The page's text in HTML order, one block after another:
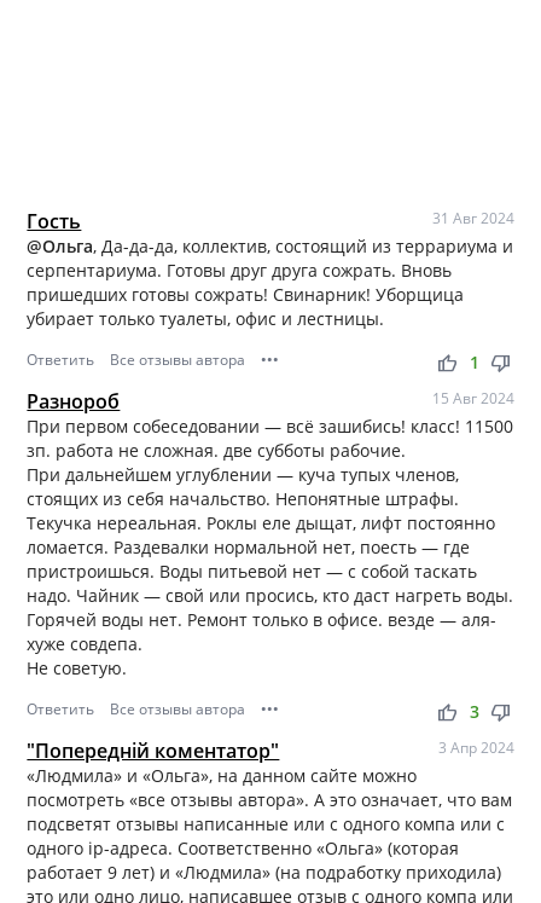
Гость 31 Авг 2024
@Ольга, Да-да-да, коллектив, состоящий из террариума и
серпентариума. Готовы друг друга сожрать. Вновь
пришедших готовы сожрать! Свинарник! Уборщица
убирает только туалеты, офис и лестницы.
Ответить Все отзывы автора ••• thumb_up thumb_down
1
Разнороб 15 Авг 2024
При первом собеседовании — всё зашибись! класс! 11500
зп. работа не сложная. две субботы рабочие.
При дальнейшем углублении — куча тупых членов,
стоящих из себя начальство. Непонятные штрафы.
Текучка нереальная. Роклы еле дыщат, лифт постоянно
ломается. Раздевалки нормальной нет, поесть — где
пристроишься. Воды питьевой нет — с собой таскать
надо. Чайник — свой или просись, кто даст нагреть воды.
Горячей воды нет. Ремонт только в офисе. везде — аля-
хуже совдепа.
Не советую.
Ответить Все отзывы автора ••• thumb_up thumb_down
3
"Попередній коментатор" 3 Апр 2024
«Людмила» и «Ольга», на данном сайте можно
посмотреть «все отзывы автора». А это означает, что вам
подсветят отзывы написанные или с одного компа или с
одного ip-адреса. Соответственно «Ольга» (которая
работает 9 лет) и «Людмила» (на подработку приходила)
это или одно лицо, написавшее отзыв с одного компа или